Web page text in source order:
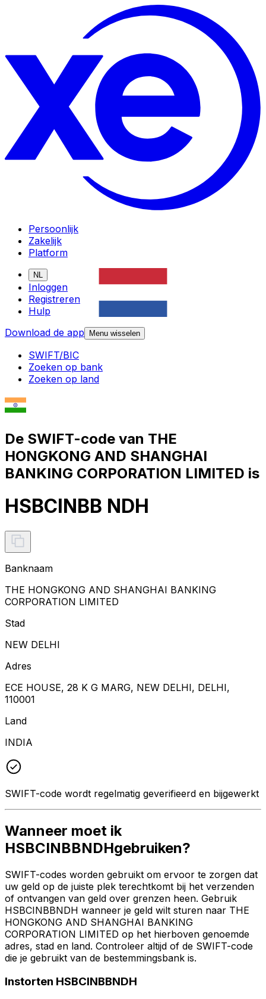
Persoonlijk
Zakelijk
Platform
NL
Inloggen
Registreren
Hulp
Download de app
Menu wisselen
SWIFT/BIC
Zoeken op bank
Zoeken op land
De SWIFT-code van THE
HONGKONG AND SHANGHAI
BANKING CORPORATION LIMITED is
HSBCINBB NDH
Banknaam
THE HONGKONG AND SHANGHAI BANKING
CORPORATION LIMITED
Stad
NEW DELHI
Adres
ECE HOUSE, 28 K G MARG, NEW DELHI, DELHI,
110001
Land
INDIA
SWIFT-code wordt regelmatig geverifieerd en bijgewerkt
Wanneer moet ik
HSBCINBBNDHgebruiken?
SWIFT-codes worden gebruikt om ervoor te zorgen dat
uw geld op de juiste plek terechtkomt bij het verzenden
of ontvangen van geld over grenzen heen. Gebruik
HSBCINBBNDH wanneer je geld wilt sturen naar THE
HONGKONG AND SHANGHAI BANKING
CORPORATION LIMITED op het hierboven genoemde
adres, stad en land. Controleer altijd of de SWIFT-code
die je gebruikt van de bestemmingsbank is.
Instorten HSBCINBBNDH